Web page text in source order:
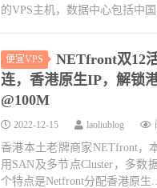
的VPS主机，数据中心包括中国
便宜VPS
NETfront双12
连，香港原生IP，解锁
@100M
2022-12-15 laoliublog
香港本土老牌商家NETfront，
用SAN及多节点Cluster，多数
个特点是Netfront分配香港原生...